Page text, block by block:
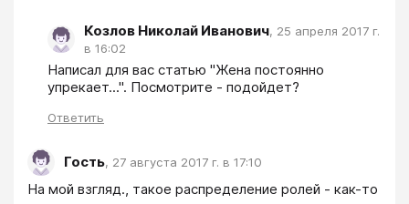
Козлов Николай Иванович, 25 апреля 2017 г.
в 16:02
Написал для вас статью "Жена постоянно
упрекает...". Посмотрите - подойдет?
Ответить
Гость, 27 августа 2017 г. в 17:10
На мой взгляд., такое распределение ролей - как-то